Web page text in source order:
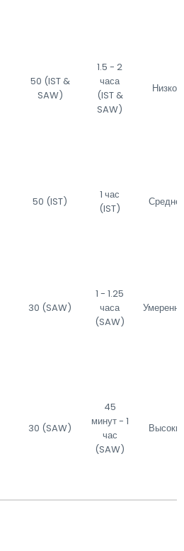
50 (IST &
SAW)
1.5 - 2
часа
(IST &
SAW)
Низкое
50 (IST)
1 час
(IST)
30 (SAW)
1 - 1.25
часа
(SAW)
30 (SAW)
45
минут - 1
час
(SAW)